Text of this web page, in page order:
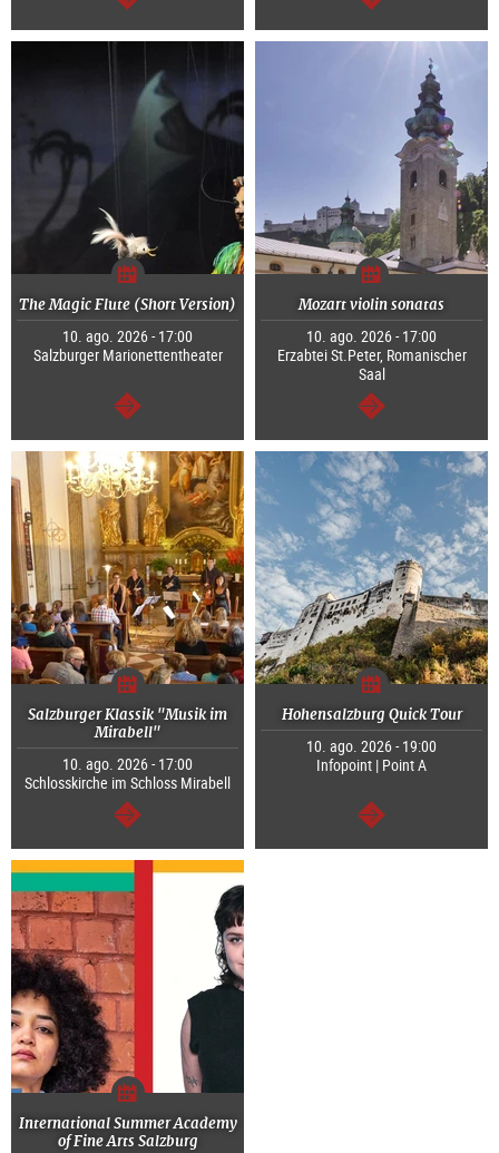
segue segue
The Magic Flute (Short Version)
10. ago. 2026 - 17:00
Salzburger Marionettentheater
segue
Mozart violin sonatas
10. ago. 2026 - 17:00
Erzabtei St.Peter, Romanischer
Saal
segue
Salzburger Klassik "Musik im
Mirabell"
10. ago. 2026 - 17:00
Schlosskirche im Schloss Mirabell
segue
Hohensalzburg Quick Tour
10. ago. 2026 - 19:00
Infopoint | Point A
segue
International Summer Academy
of Fine Arts Salzburg